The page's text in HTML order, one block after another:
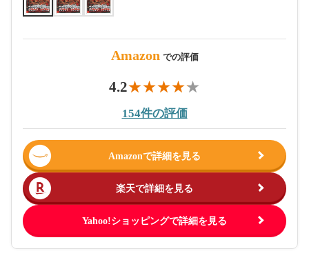
Amazon での評価
4.2
154件の評価
Amazonで詳細を見る
楽天で詳細を見る
Yahoo!ショッピングで詳細を見る